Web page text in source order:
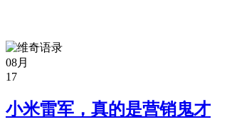
08月
17
小米雷军，真的是营销鬼才